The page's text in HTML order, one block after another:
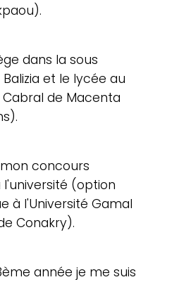
dans la sous
et le lycée au
de Macenta
mon concours
(option
à l'Université Gamal
Conakry).
année je me suis